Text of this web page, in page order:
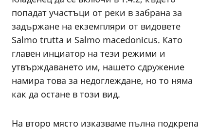
попадат участъци от реки в забрана за
задържане на екземпляри от видовете
Salmo trutta и Salmo macedonicus. Като
главен инциатор на тези режими и
утвърждаването им, нашето сдружение
намира това за недоглеждане, но то няма
как да остане в този вид.
На второ място изказваме пълна подкрепа